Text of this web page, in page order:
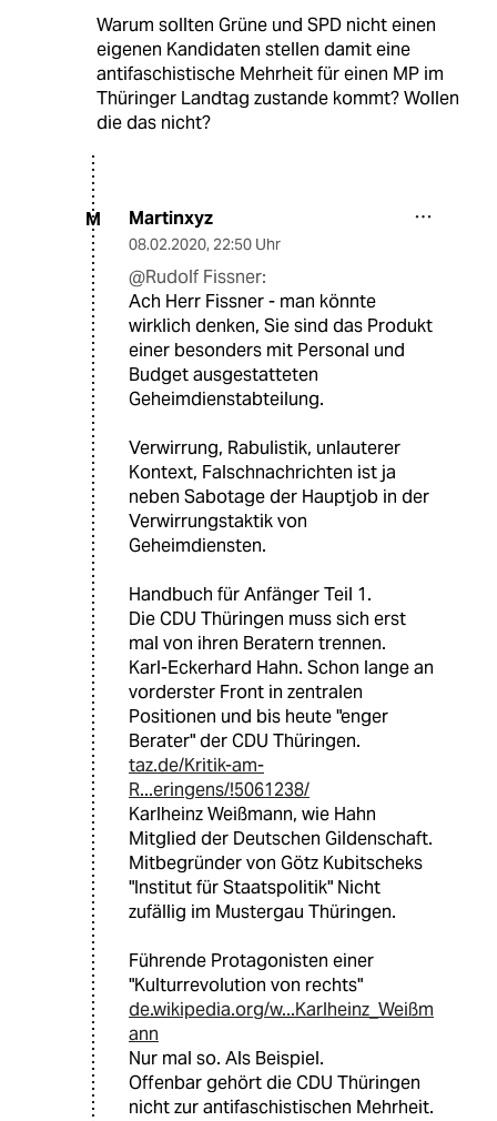
Warum sollten Grüne und SPD nicht einen
eigenen Kandidaten stellen damit eine
antifaschistische Mehrheit für einen MP im
Thüringer Landtag zustande kommt? Wollen
die das nicht?
M Martinxyz
08.02.2020, 22:50 Uhr
@Rudolf Fissner:
Ach Herr Fissner - man könnte
wirklich denken, Sie sind das Produkt
einer besonders mit Personal und
Budget ausgestatteten
Geheimdienstabteilung.
Verwirrung, Rabulistik, unlauterer
Kontext, Falschnachrichten ist ja
neben Sabotage der Hauptjob in der
Verwirrungstaktik von
Geheimdiensten.
Handbuch für Anfänger Teil 1.
Die CDU Thüringen muss sich erst
mal von ihren Beratern trennen.
Karl-Eckerhard Hahn. Schon lange an
vorderster Front in zentralen
Positionen und bis heute "enger
Berater" der CDU Thüringen.
taz.de/Kritik-am-
R...eringens/!5061238/
Karlheinz Weißmann, wie Hahn
Mitglied der Deutschen Gildenschaft.
Mitbegründer von Götz Kubitscheks
"Institut für Staatspolitik" Nicht
zufällig im Mustergau Thüringen.
Führende Protagonisten einer
"Kulturrevolution von rechts"
de.wikipedia.org/w...Karlheinz_Weißm
ann
Nur mal so. Als Beispiel.
Offenbar gehört die CDU Thüringen
nicht zur antifaschistischen Mehrheit.